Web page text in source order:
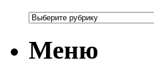
Меню